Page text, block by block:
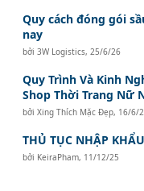
Quy cách đóng gói
nay
bởi3W Logistics, 25/6/26
Quy Trình Và Kinh
Shop Thời Trang Nữ
bởiXing Thích Mặc Đẹp, 16/6/
THỦ TỤC NHẬP
bởi KeiraPham, 11/12/25